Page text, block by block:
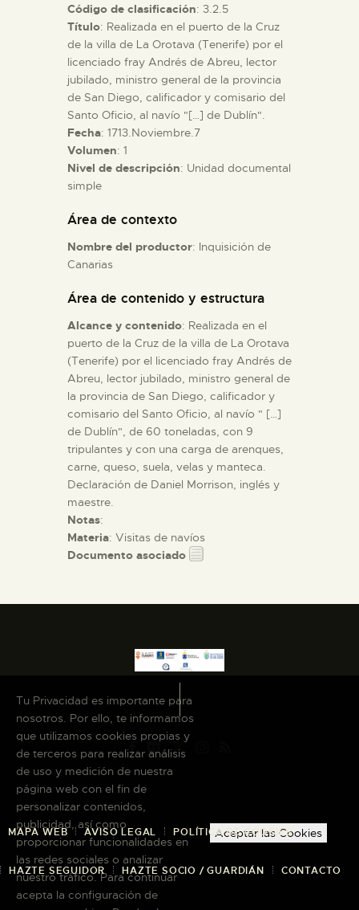
█
EL MUSEO
COLECCIONES
DIDÁCTICA
Código de clasificación: 3.2.5
Título: Realizada en el puerto de la Cruz
de la villa de La Orotava (Tenerife) por el
licenciado fray Andrés de Abreu, lector
jubilado, ministro general de la provincia
de San Diego, calificador y comisario del
Santo Oficio, al navío "[…] de Dublín".
Fecha: 1713.Noviembre.7
Volumen: 1
Nivel de descripción: Unidad documental
simple
Área de contexto
Nombre del productor: Inquisición de
Canarias
Área de contenido y estructura
Alcance y contenido: Realizada en el
puerto de la Cruz de la villa de La Orotava
(Tenerife) por el licenciado fray Andrés de
Abreu, lector jubilado, ministro general de
la provincia de San Diego, calificador y
comisario del Santo Oficio, al navío " […]
de Dublín", de 60 toneladas, con 9
tripulantes y con una carga de arenques,
carne, queso, suela, velas y manteca.
Declaración de Daniel Morrison, inglés y
maestre.
Notas:
Materia: Visitas de navíos
Documento asociado
MAPA WEB AVISO LEGAL POLÍTICA DE COOKIES
HAZTE SEGUIDOR HAZTE SOCIO / GUARDIÁN CONTACTO
Tu Privacidad es importante para
nosotros. Por ello, te informamos
que utilizamos cookies propias y
de terceros para realizar análisis
de uso y medición de nuestra
página web con el fin de
personalizar contenidos,
publicidad, así como
proporcionar funcionalidades en
las redes sociales o analizar
nuestro tráfico. Para continuar
acepta la configuración de
Aceptar las Cookies